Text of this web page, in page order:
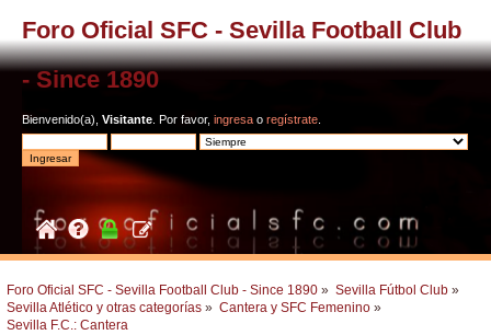
Foro Oficial SFC - Sevilla Football Club
- Since 1890
Bienvenido(a), Visitante . Por favor, ingresa o regístrate
Foro Oficial SFC - Sevilla Football Club - Since 1890 » Sevilla Fútbol Club »
Sevilla Atlético y otras categorías » Cantera y SFC Femenino »
Sevilla F.C.: Cantera